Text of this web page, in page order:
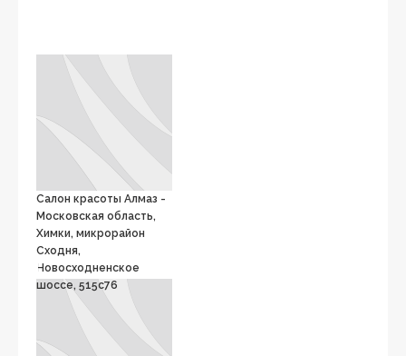
Салон красоты Алмаз -
Московская область,
Химки, микрорайон
Сходня,
Новосходненское
шоссе, 515c76